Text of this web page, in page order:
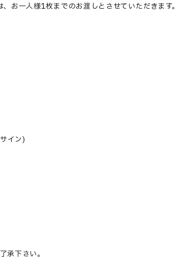
、お一人様1枚までのお渡しとさせていただきます。
イン)
承下さい。